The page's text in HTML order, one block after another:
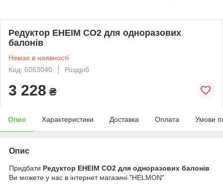
Редуктор EHEIM CO2 для одноразових
балонів
Немає в наявності
Код: 6063040
Роздріб
3 228 ₴
Опис Характеристики Доставка Оплата Умови
Опис
Придбати Редуктор EHEIM CO2 для одноразових балонів
Ви можете у нас в інтернет магазині "HELMON"